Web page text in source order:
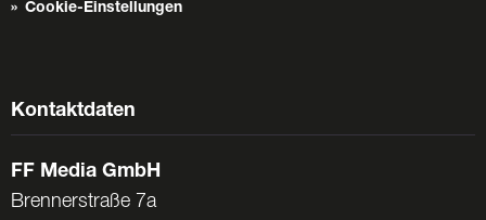
Cookie-Einstellungen
Kontaktdaten
FF Media GmbH
Brennerstraße 7a